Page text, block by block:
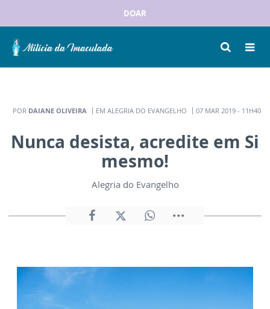
DOAR
POR DAIANE OLIVEIRA EM ALEGRIA DO EVANGELHO 07 MAR 2019 - 11H40
Nunca desista, acredite em Si
mesmo!
Alegria do Evangelho